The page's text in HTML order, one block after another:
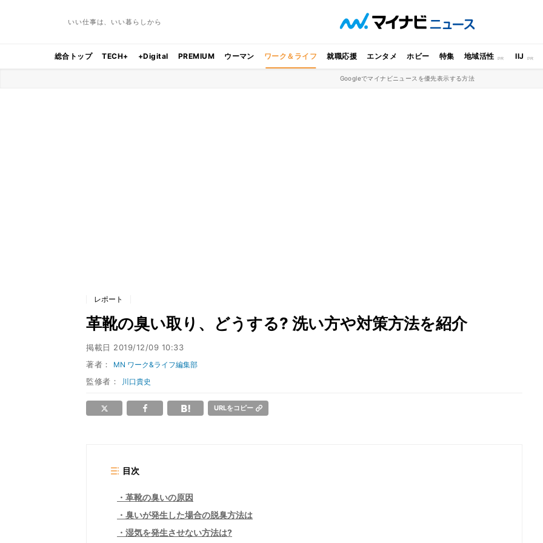
いい仕事は、いい暮らしから
総合トップ TECH+ +Digital PREMIUM ウーマン ワーク＆ライフ 就職応援 エンタメ ホビー 特集 地域活性 IIJ
Googleでマイナビニュースを優先表示する方法
レポート
革靴の臭い取り、どうする? 洗い方や対策方法を紹介
掲載日 2019/12/09 10:33
著者： MN ワーク&ライフ編集部
監修者： 川口貴史
URLをコピー
目次
革靴の臭いの原因
臭いが発生した場合の脱臭方法は
湿気を発生させない方法は?